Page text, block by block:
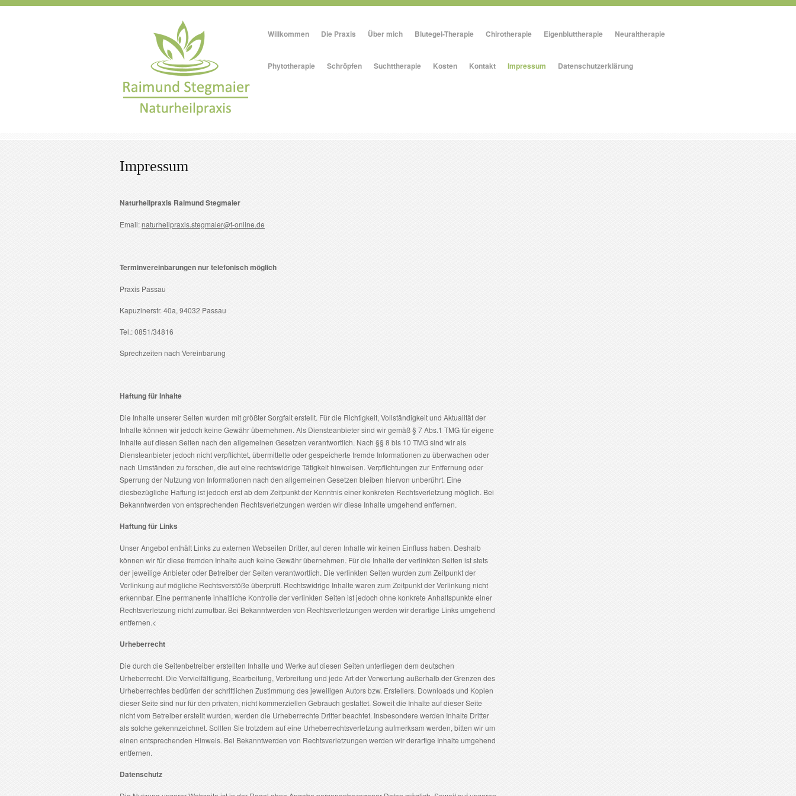
Willkommen Die Praxis Über mich Blutegel-Therapie Chirotherapie Eigenbluttherapie Neuraltherapie
Phytotherapie Schröpfen Suchttherapie Kosten Kontakt Impressum Datenschutzerklärung
Impressum
Naturheilpraxis Raimund Stegmaier
Email:naturheilpraxis.stegmaier@t-online.de
Terminvereinbarungen nur telefonisch möglich
Praxis Passau
Kapuzinerstr. 40a, 94032 Passau
Tel.: 0851/34816
Sprechzeiten nach Vereinbarung
Haftung für Inhalte
Die Inhalte unserer Seiten wurden mit größter Sorgfalt erstellt. Für die Richtigkeit, Vollständigkeit und Aktualität der
Inhalte können wir jedoch keine Gewähr übernehmen. Als Diensteanbieter sind wir gemäß § 7 Abs.1 TMG für eigene
Inhalte auf diesen Seiten nach den allgemeinen Gesetzen verantwortlich. Nach §§ 8 bis 10 TMG sind wir als
Diensteanbieter jedoch nicht verpflichtet, übermittelte oder gespeicherte fremde Informationen zu überwachen oder
nach Umständen zu forschen, die auf eine rechtswidrige Tätigkeit hinweisen. Verpflichtungen zur Entfernung oder
Sperrung der Nutzung von Informationen nach den allgemeinen Gesetzen bleiben hiervon unberührt. Eine
diesbezügliche Haftung ist jedoch erst ab dem Zeitpunkt der Kenntnis einer konkreten Rechtsverletzung möglich. Bei
Bekanntwerden von entsprechenden Rechtsverletzungen werden wir diese Inhalte umgehend entfernen.
Haftung für Links
Unser Angebot enthält Links zu externen Webseiten Dritter, auf deren Inhalte wir keinen Einfluss haben. Deshalb
können wir für diese fremden Inhalte auch keine Gewähr übernehmen. Für die Inhalte der verlinkten Seiten ist stets
der jeweilige Anbieter oder Betreiber der Seiten verantwortlich. Die verlinkten Seiten wurden zum Zeitpunkt der
Verlinkung auf mögliche Rechtsverstöße überprüft. Rechtswidrige Inhalte waren zum Zeitpunkt der Verlinkung nicht
erkennbar. Eine permanente inhaltliche Kontrolle der verlinkten Seiten ist jedoch ohne konkrete Anhaltspunkte einer
Rechtsverletzung nicht zumutbar. Bei Bekanntwerden von Rechtsverletzungen werden wir derartige Links umgehend
entfernen.<
Urheberrecht
Die durch die Seitenbetreiber erstellten Inhalte und Werke auf diesen Seiten unterliegen dem deutschen
Urheberrecht. Die Vervielfältigung, Bearbeitung, Verbreitung und jede Art der Verwertung außerhalb der Grenzen des
Urheberrechtes bedürfen der schriftlichen Zustimmung des jeweiligen Autors bzw. Erstellers. Downloads und Kopien
dieser Seite sind nur für den privaten, nicht kommerziellen Gebrauch gestattet. Soweit die Inhalte auf dieser Seite
nicht vom Betreiber erstellt wurden, werden die Urheberrechte Dritter beachtet. Insbesondere werden Inhalte Dritter
als solche gekennzeichnet. Sollten Sie trotzdem auf eine Urheberrechtsverletzung aufmerksam werden, bitten wir um
einen entsprechenden Hinweis. Bei Bekanntwerden von Rechtsverletzungen werden wir derartige Inhalte umgehend
entfernen.
Datenschutz